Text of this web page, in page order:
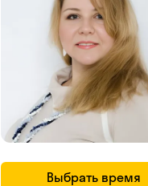
Выбрать время